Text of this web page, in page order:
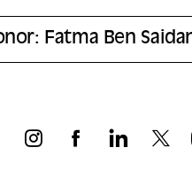
Fatma Ben